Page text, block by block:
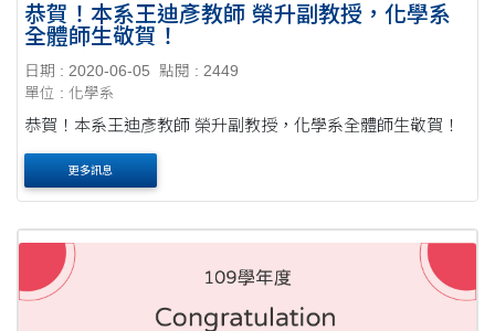
恭賀！本系王迪彥教師 榮升副教授，化學系
全體師生敬賀！
日期 : 2020-06-05
點閱 : 2449
單位 : 化學系
恭賀！本系王迪彥教師 榮升副教授，化學系全體師生敬賀！
更多訊息